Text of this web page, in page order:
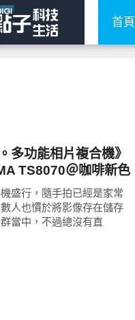
首頁
多功能相片複合機》
TS8070＠咖啡新色
，相機手機拍攝也有
與親友共享美好回憶
能輸出
盛行，隨手拍已經是家常
人也慣於將影像存在儲存
當中，不過總沒有直